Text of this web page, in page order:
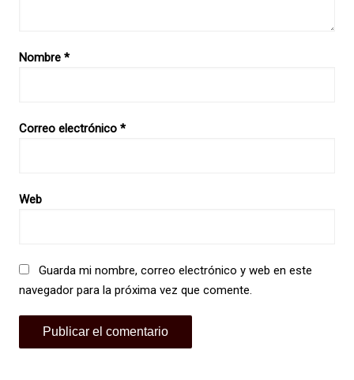
Nombre *
Correo electrónico *
Web
Guarda mi nombre, correo electrónico y web en este
navegador para la próxima vez que comente.